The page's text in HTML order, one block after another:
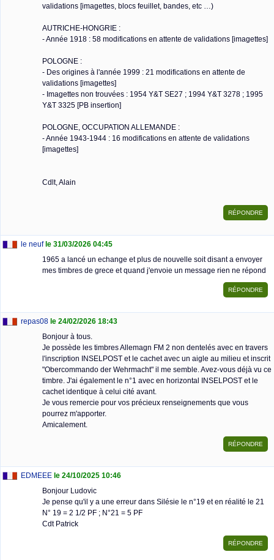
validations [imagettes, blocs feuillet, bandes, etc …)
AUTRICHE-HONGRIE :
- Année 1918 : 58 modifications en attente de validations [imagettes]
POLOGNE :
- Des origines à l'année 1999 : 21 modifications en attente de
validations [imagettes]
- Imagettes non trouvées : 1954 Y&T SE27 ; 1994 Y&T 3278 ; 1995
Y&T 3325 [PB insertion]
POLOGNE, OCCUPATION ALLEMANDE :
- Année 1943-1944 : 16 modifications en attente de validations
[imagettes]
Cdlt, Alain
le neufle 31/03/2026 04:45
1965 a lancé un echange et plus de nouvelle soit disant a envoyer
mes timbres de grece et quand j'envoie un message rien ne répond
repas08 le 24/02/2026 18:43
Bonjour à tous.
Je possède les timbres Allemagn FM 2 non dentelés avec en travers
l'inscription INSELPOST et le cachet avec un aigle au milieu et inscrit
"Obercommando der Wehrmacht" il me semble. Avez-vous déjà vu ce
timbre. J'ai également le n°1 avec en horizontal INSELPOST et le
cachet identique à celui cité avant.
Je vous remercie pour vos précieux renseignements que vous
pourrez m'apporter.
Amicalement.
EDMEEE le 24/10/2025 10:46
Bonjour Ludovic
Je pense qu'il y a une erreur dans Silésie le n°19 et en réalité le 21
N° 19 = 2 1/2 PF ; N°21 = 5 PF
Cdt Patrick